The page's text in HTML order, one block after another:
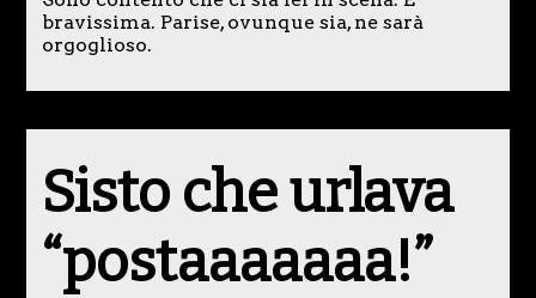
bravissima. Parise, ovunque sia, ne sarà
orgoglioso.
Sisto che urlava
“postaaaaaaa!”